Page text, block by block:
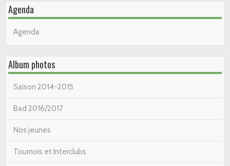
Agenda
Agenda
Album photos
Saison 2014-2015
Bad 2016/2017
Nos jeunes
Tournois et Interclubs